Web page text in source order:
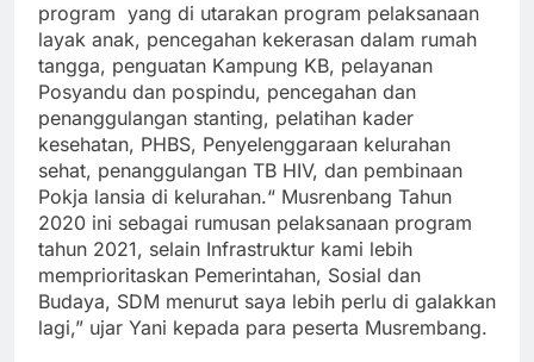
program yang di utarakan program pelaksanaan
layak anak, pencegahan kekerasan dalam rumah
tangga, penguatan Kampung KB, pelayanan
Posyandu dan pospindu, pencegahan dan
penanggulangan stanting, pelatihan kader
kesehatan, PHBS, Penyelenggaraan kelurahan
sehat, penanggulangan TB HIV, dan pembinaan
Pokja lansia di kelurahan.“ Musrenbang Tahun
2020 ini sebagai rumusan pelaksanaan program
tahun 2021, selain Infrastruktur kami lebih
memprioritaskan Pemerintahan, Sosial dan
Budaya, SDM menurut saya lebih perlu di galakkan
lagi,” ujar Yani kepada para peserta Musrembang.